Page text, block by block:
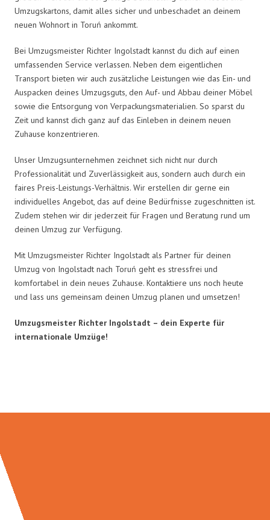
Umzugskartons, damit alles sicher und unbeschadet an deinem
neuen Wohnort in Toruń ankommt.
Bei Umzugsmeister Richter Ingolstadt kannst du dich auf einen
umfassenden Service verlassen. Neben dem eigentlichen
Transport bieten wir auch zusätzliche Leistungen wie das Ein- und
Auspacken deines Umzugsguts, den Auf- und Abbau deiner Möbel
sowie die Entsorgung von Verpackungsmaterialien. So sparst du
Zeit und kannst dich ganz auf das Einleben in deinem neuen
Zuhause konzentrieren.
Unser Umzugsunternehmen zeichnet sich nicht nur durch
Professionalität und Zuverlässigkeit aus, sondern auch durch ein
faires Preis-Leistungs-Verhältnis. Wir erstellen dir gerne ein
individuelles Angebot, das auf deine Bedürfnisse zugeschnitten ist.
Zudem stehen wir dir jederzeit für Fragen und Beratung rund um
deinen Umzug zur Verfügung.
Mit Umzugsmeister Richter Ingolstadt als Partner für deinen
Umzug von Ingolstadt nach Toruń geht es stressfrei und
komfortabel in dein neues Zuhause. Kontaktiere uns noch heute
und lass uns gemeinsam deinen Umzug planen und umsetzen!
Umzugsmeister Richter Ingolstadt – dein Experte für
internationale Umzüge!